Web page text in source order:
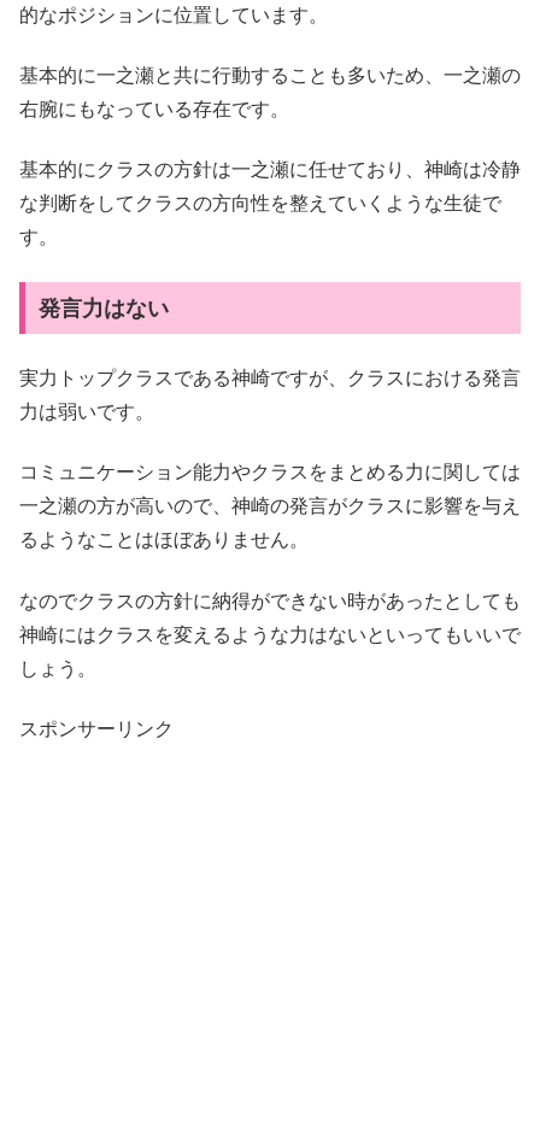
的なポジションに位置しています。
基本的に一之瀬と共に行動することも多いため、一之瀬の
右腕にもなっている存在です。
基本的にクラスの方針は一之瀬に任せており、神崎は冷静
な判断をしてクラスの方向性を整えていくような生徒で
す。
発言力はない
実力トップクラスである神崎ですが、クラスにおける発言
力は弱いです。
コミュニケーション能力やクラスをまとめる力に関しては
一之瀬の方が高いので、神崎の発言がクラスに影響を与え
るようなことはほぼありません。
なのでクラスの方針に納得ができない時があったとしても
神崎にはクラスを変えるような力はないといってもいいで
しょう。
スポンサーリンク